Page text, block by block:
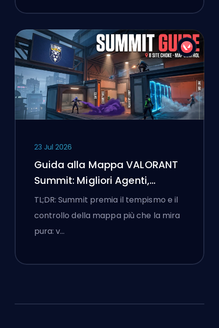
23 Jul 2026
Guida alla Mappa VALORANT
Summit: Migliori Agenti,
Chiamate e Fumogeni
TL;DR: Summit premia il tempismo e il
controllo della mappa più che la mira
pura: v…